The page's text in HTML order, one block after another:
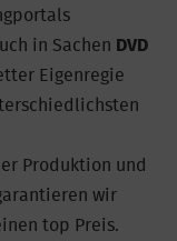
in Sachen DVD
Eigenregie
Produktion und
wir
top Preis.